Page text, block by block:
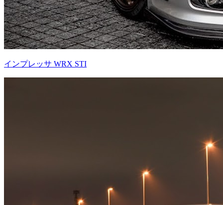
インプレッサ WRX STI